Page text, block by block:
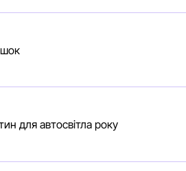
для автосвітла року